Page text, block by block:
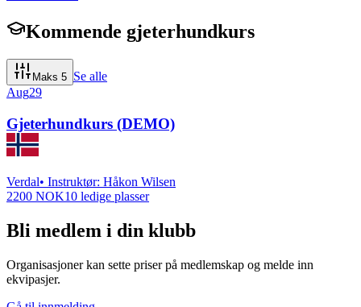
Kommende gjeterhundkurs
Maks 5 Se alle
Aug29
Gjeterhundkurs (DEMO)
Verdal• Instruktør: Håkon Wilsen
2200 NOK10 ledige plasser
Bli medlem i din klubb
Organisasjoner kan sette priser på medlemskap og melde inn
ekvipasjer.